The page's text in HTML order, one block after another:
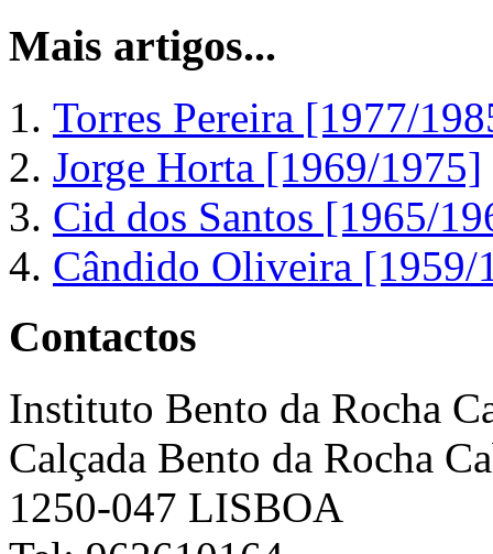
Mais artigos...
Torres Pereira [1977/
Jorge Horta [1969/1975]
Cid dos Santos [1965/
Cândido Oliveira [1959/
Contactos
Instituto Bento da Rocha
Calçada Bento da Rocha
1250-047 LISBOA